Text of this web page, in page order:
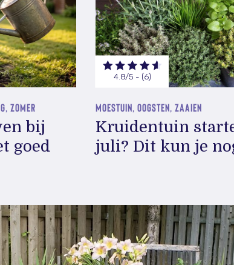
ZOMER
bij
goed
4.8/5 - (6)
MOESTUIN, OOGSTEN, ZAAIEN
Kruidentuin
juli? Dit kun je